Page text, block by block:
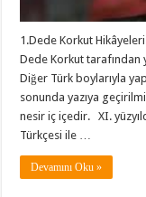
1.Dede Korkut
Dede Korkut tarafından
Diğer Türk boylarıyla
sonunda yazıya
nesir iç içedir. XI.
Türkçesi ile …
Devamını Oku »